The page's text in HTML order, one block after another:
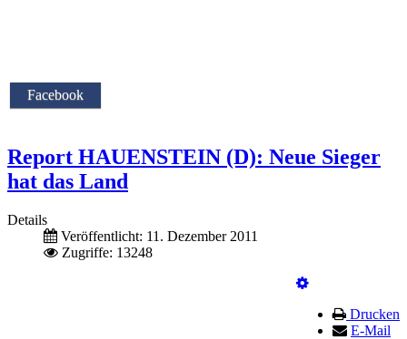
Facebook
Report HAUENSTEIN (D): Neue Sieger
hat das Land
Details
Veröffentlicht: 11. Dezember 2011
Zugriffe: 13248
Drucken
E-Mail